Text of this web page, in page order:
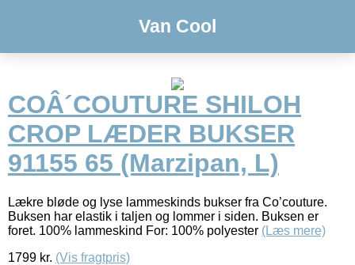
Van Cool
COÂ´COUTURE SHILOH
CROP LÆDER BUKSER
91155 65 (Marzipan, L)
Lækre bløde og lyse lammeskinds bukser fra Co’couture.
Buksen har elastik i taljen og lommer i siden. Buksen er
foret. 100% lammeskind For: 100% polyester (Læs mere)
1799 kr. (Vis fragtpris)